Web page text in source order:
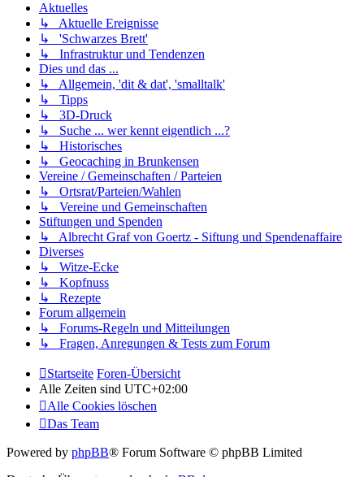
Aktuelles
↳ Aktuelle Ereignisse
↳ 'Schwarzes Brett'
↳ Infrastruktur und Tendenzen
Dies und das ...
↳ Allgemein, 'dit & dat', 'smalltalk'
↳ Tipps
↳ 3D-Druck
↳ Suche ... wer kennt eigentlich ...?
↳ Historisches
↳ Geocaching in Brunkensen
Vereine / Gemeinschaften / Parteien
↳ Ortsrat/Parteien/Wahlen
↳ Vereine und Gemeinschaften
Stiftungen und Spenden
↳ Albrecht Graf von Goertz - Siftung und Spendenaffaire
Diverses
↳ Witze-Ecke
↳ Kopfnuss
↳ Rezepte
Forum allgemein
↳ Forums-Regeln und Mitteilungen
↳ Fragen, Anregungen & Tests zum Forum
Startseite Foren-Übersicht
Alle Zeiten sind UTC+02:00
Alle Cookies löschen
Das Team
Powered by phpBB® Forum Software © phpBB Limited